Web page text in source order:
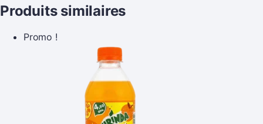
Produits similaires
Promo !